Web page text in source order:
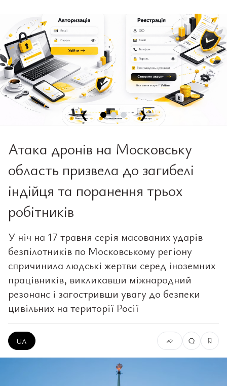
❮ ❯
Атака дронів на Московську
область призвела до загибелі
індійця та поранення трьох
робітників
У ніч на 17 травня серія масованих ударів
безпілотників по Московському регіону
спричинила людські жертви серед іноземних
працівників, викликавши міжнародний
резонанс і загостривши увагу до безпеки
цивільних на території Росії
UA